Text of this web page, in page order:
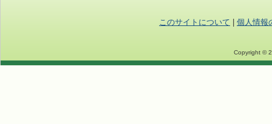
このサイトについて 個人情報
Copyright ©